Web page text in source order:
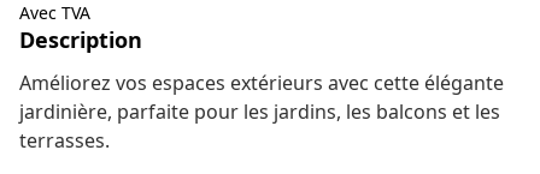
Avec TVA
Description
Améliorez vos espaces extérieurs avec cette élégante
jardinière, parfaite pour les jardins, les balcons et les
terrasses.